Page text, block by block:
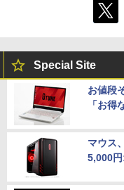
Special Site
お値段
「お得
マウス
5,000円